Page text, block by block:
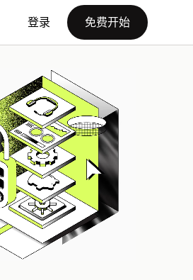
登录 免费开始